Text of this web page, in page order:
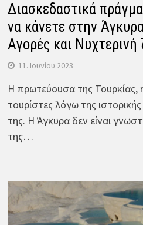
Διασκεδαστικά
να κάνετε στην
Αγορές και Νυχτερινή
11. Ιουνίου 2023
Η πρωτεύουσα της Τουρκίας,
τουρίστες λόγω της
της. Η Άγκυρα δεν είναι
της…